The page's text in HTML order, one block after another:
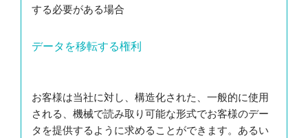
する必要がある場合
データを移転する権利
お客様は当社に対し、構造化された、一般的に使用
される、機械で読み取り可能な形式でお客様のデー
タを提供するように求めることができます。あるい